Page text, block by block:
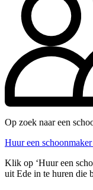
Op zoek naar een
Huur een
Klik op ‘Huur een
uit Ede in te huren die